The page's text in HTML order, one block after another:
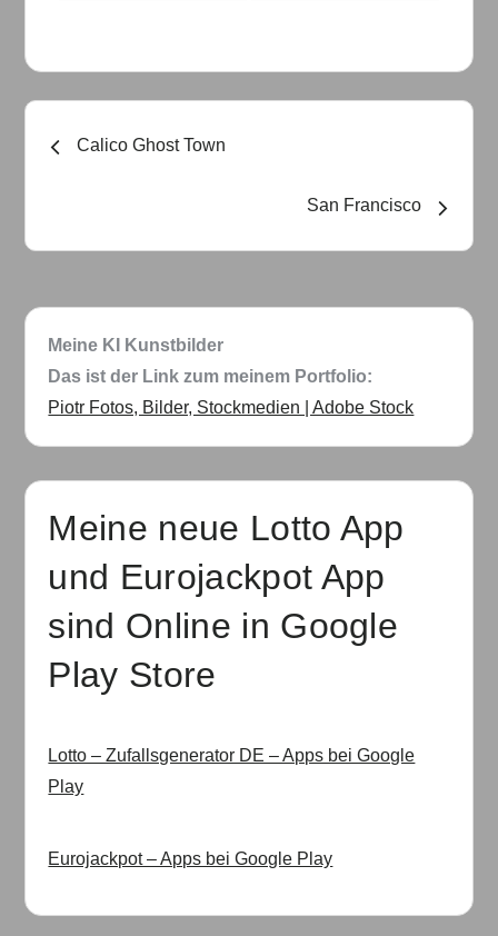
Beitragsnavigation
Calico Ghost Town
San Francisco
Meine KI Kunstbilder
Das ist der Link zum meinem Portfolio:
Piotr Fotos, Bilder, Stockmedien | Adobe Stock
Meine neue Lotto App
und Eurojackpot App
sind Online in Google
Play Store
Lotto – Zufallsgenerator DE – Apps bei Google
Play
Eurojackpot – Apps bei Google Play